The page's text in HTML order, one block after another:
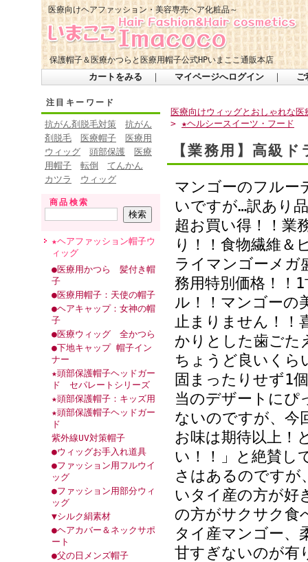
保護帽子＆医療かつらと医療用帽子公式HPいまここ通販本店
医療向けヘアファッション・美容専売ヘア化粧品～
カートをみる ｜ マイページへログイン ｜ ご
注目キーワード
抗がん剤脱毛対策
抗がん
剤脱毛
医療帽子
医療用
ウィッグ
頭部保護
医療
用帽子
転倒
てんかん
カツラ
ウィッグ
商品検索
★ヘアファッション帽子ウ
ィッグ
●医療用かつら 髪付き帽
子
●医療用帽子：天使の帽子
●ヘアキャップ：女神の帽
子
●医療ウィッグ 全かつら
●下地キャップ 帽子イン
ナー
★頭部保護帽子ヘッドガー
ド セパレートシリーズ
★頭部保護帽子：キッズ用
★頭部保護帽子ヘッドガー
ド
紫外線UV対策帽子
●ウィッグお手入れ道具
●ファッション用フルウイ
ッグ
●ファッション用部分ウィ
ッグ
▼シルク絹素材
●ヘアカバー＆ネックサポ
ート
●父の日メンズ帽子
医療向けウィッグとおしゃれな
> ★ヘルシースイーツ・フード
【業務用】高級
マンゴーのフルー
いですが…訳あり
超お買い得！！業
り！！食物繊維＆
ライマンゴーメガ
務用特別価格！！
ル！！マンゴーの
止まりません！！
かりとした歯ごた
ちょうど良いくら
固まったりせず1
当のデザートにぴ
ないのですが、今
お味は期待以上！
い！！」と絶賛し
さはあるのですが
いタイ産の方が好
の方がサクサク食
タイ産マンゴー、
甘すぎないのが有